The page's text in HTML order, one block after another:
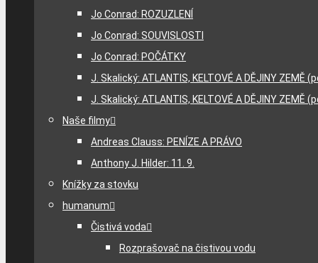
Jo Conrad: ROZUZLENÍ
Jo Conrad: SOUVISLOSTI
Jo Conrad: POČÁTKY
J. Skalický: ATLANTIS, KELTOVÉ A DĚJINY ZEMĚ
J. Skalický: ATLANTIS, KELTOVÉ A DĚJINY ZEMĚ
Naše filmy
Andreas Clauss: PENÍZE A PRÁVO
Anthony J. Hilder: 11. 9.
Knížky za stovku
humanum
Čistivá voda
Rozprašovač na čistivou vodu